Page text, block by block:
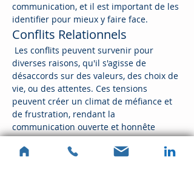
communication, et il est important de les
identifier pour mieux y faire face.
Conflits Relationnels
Les conflits peuvent survenir pour
diverses raisons, qu'il s'agisse de
désaccords sur des valeurs, des choix de
vie, ou des attentes. Ces tensions
peuvent créer un climat de méfiance et
de frustration, rendant la
communication ouverte et honnête
presque impossible. L'art-thérapie
permet aux membres de la famille